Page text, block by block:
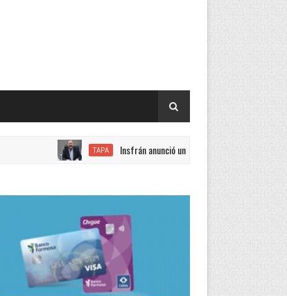
TAPA Insfrán anunció un incremento del 15 por ciento en